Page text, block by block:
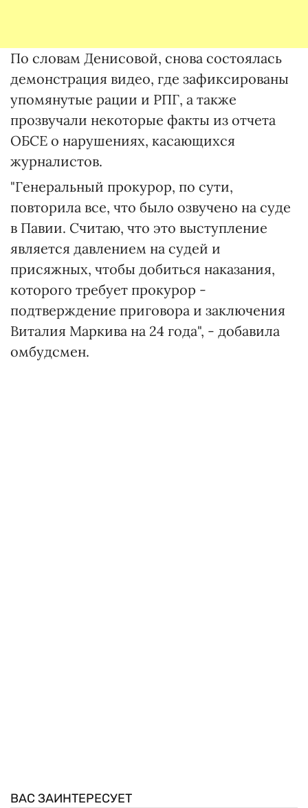
По словам Денисовой, снова состоялась
демонстрация видео, где зафиксированы
упомянутые рации и РПГ, а также
прозвучали некоторые факты из отчета
ОБСЕ о нарушениях, касающихся
журналистов.
"Генеральный прокурор, по сути,
повторила все, что было озвучено на суде
в Павии. Считаю, что это выступление
является давлением на судей и
присяжных, чтобы добиться наказания,
которого требует прокурор -
подтверждение приговора и заключения
Виталия Маркива на 24 года", - добавила
омбудсмен.
ВАС ЗАИНТЕРЕСУЕТ